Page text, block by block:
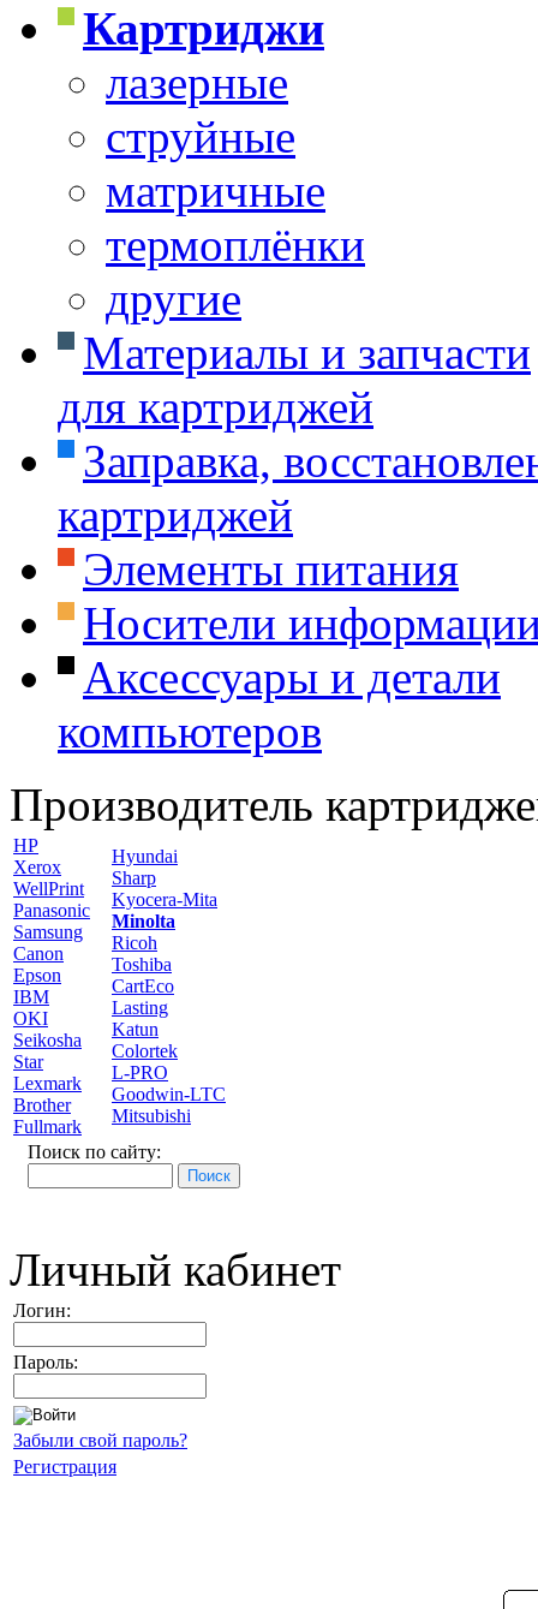
Картриджи
лазерные
струйные
матричные
термоплёнки
другие
Материалы и запчасти
для картриджей
Заправка,
картриджей
Элементы питания
Носители
Аксессуары и детали
компьютеров
Производитель
HP
Xerox
WellPrint
Panasonic
Samsung
Canon
Epson
IBM
OKI
Seikosha
Star
Lexmark
Brother
Fullmark
Hyundai
Sharp
Kyocera-Mita
Minolta
Ricoh
Toshiba
CartEco
Lasting
Katun
Colortek
L-PRO
Goodwin-LTC
Mitsubishi
Поиск по сайту:
Личный кабинет
Логин:
Пароль:
Забыли свой пароль?
Регистрация